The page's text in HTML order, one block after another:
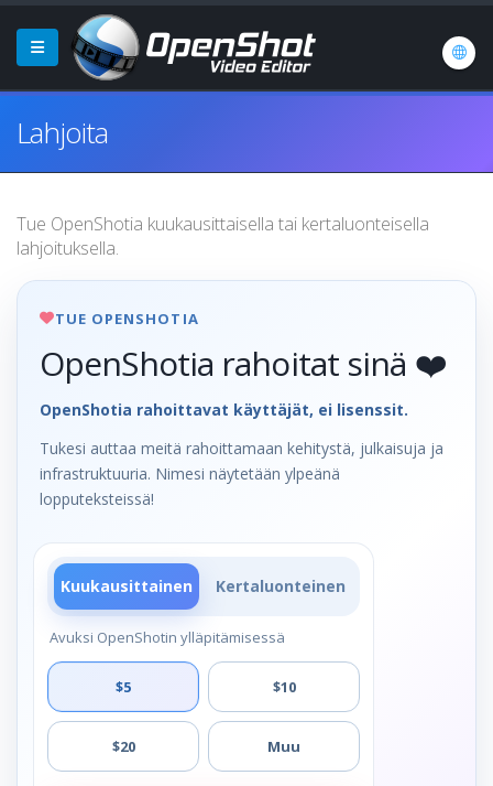
Lahjoita
Tue OpenShotia kuukausittaisella tai kertaluonteisella
lahjoituksella.
TUE OPENSHOTIA
OpenShotia rahoitat sinä ❤️
OpenShotia rahoittavat käyttäjät, ei lisenssit.
Tukesi auttaa meitä rahoittamaan kehitystä, julkaisuja ja
infrastruktuuria. Nimesi näytetään ylpeänä
lopputeksteissä!
Kuukausittainen Kertaluonteinen
Avuksi OpenShotin ylläpitämisessä
$5 $10
$20 Muu